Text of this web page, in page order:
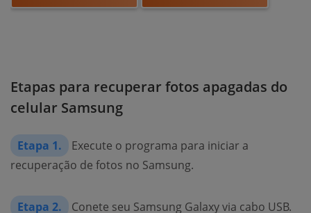
Etapas para recuperar fotos apagadas do
celular Samsung
Etapa 1.
Execute o programa para iniciar a
recuperação de fotos no Samsung.
Etapa 2. Conete seu Samsung Galaxy via cabo USB.